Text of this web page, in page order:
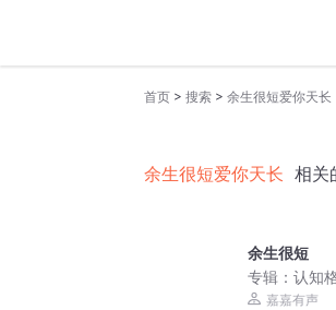
首页 > 搜索 > 余生很短爱你天长
余生很短爱你天长 相关
余生很短
专辑： 认知
嘉嘉有声